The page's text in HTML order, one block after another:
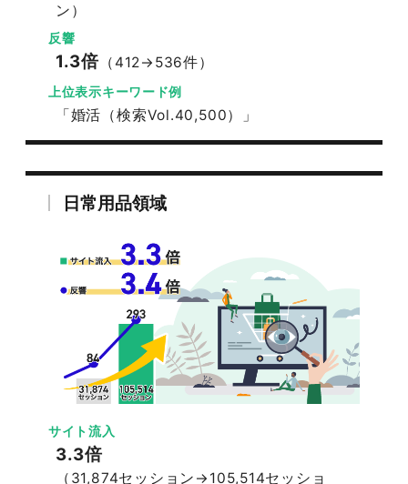
ン）
反響
1.3倍 （412→536件）
上位表示キーワード例
「婚活（検索Vol.40,500）」
日常用品領域
サイト流入
3.3倍
（31,874セッション→105,514セッショ